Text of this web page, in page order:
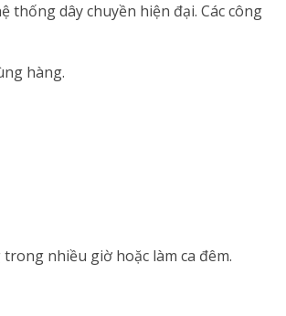
dây chuyền hiện đại. Các công
hàng.
nhiều giờ hoặc làm ca đêm.